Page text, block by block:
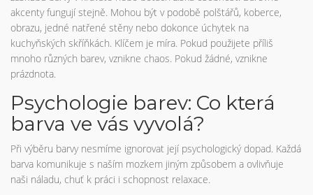
akcenty fungují stejně. Mohou být v podobě polštářů, koberce,
obrazu, jedné natřené stěny nebo dokonce úchytek na
kuchyňských skříňkách. Klíčem je míra. Pokud použijete příliš
mnoho různých barev, vznikne chaos. Pokud žádné, vznikne
prázdnota.
Psychologie barev: Co která
barva ve vás vyvolá?
Při výběru barvy nesmíme ignorovat její psychologický dopad. Každá
barva komunikuje s naším mozkem jiným způsobem a ovlivňuje
naši náladu, chuť k práci i schopnost relaxace.